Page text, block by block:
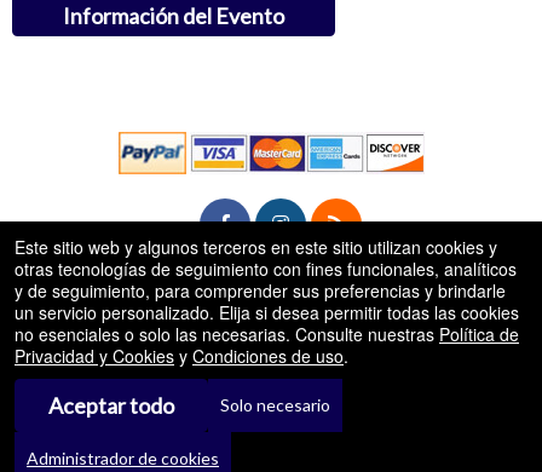
Información del Evento
© Todos los Derechos Reservados.
50.28.84.148
Condiciones de uso
Este sitio web y algunos terceros en este sitio utilizan cookies y
otras tecnologías de seguimiento con fines funcionales, analíticos
y de seguimiento, para comprender sus preferencias y brindarle
un servicio personalizado. Elija si desea permitir todas las cookies
no esenciales o solo las necesarias. Consulte nuestras Política de
Privacidad y Cookies y Condiciones de uso.
Aceptar todo Solo necesario
Administrador de cookies